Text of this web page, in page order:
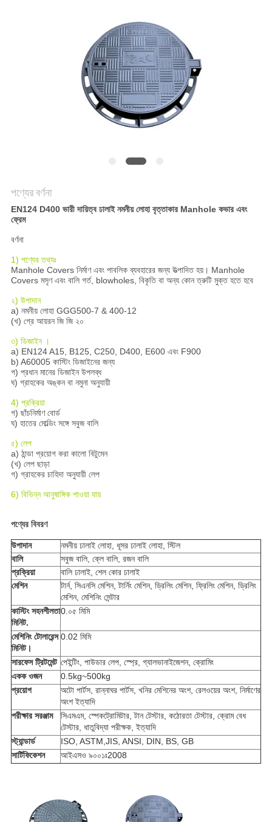
পণ্যের বর্ণনা
EN124 D400 ভারী দায়িত্ব ঢালাই নমনীয় লোহা বৃত্তাকার Manhole কভার এবং
ফ্রেম
বর্ণনা
1) পণ্যের তথ্যঃ
Manhole Covers নির্মাণ এবং পাবলিক ব্যবহারের জন্য উত্পাদিত হয়। Manhole
Covers মসৃণ এবং বালি গর্ত, blowholes, বিকৃতি বা অন্য কোন ত্রুটি মুক্ত হতে হবে
২) উপাদান
a) নমনীয় লোহা GGG500-7 & 400-12
(খ) গ্রে আয়রন জি জি ২০
৩) ডিজাইন ।
a) EN124 A15, B125, C250, D400, E600 এবং F900
b) A60005 কাস্টিং ডিজাইনের জন্য
গ) প্রধান মানের ডিজাইন উপলব্ধ
ঘ) গ্রাহকের অঙ্কন বা নমুনা অনুযায়ী
4) প্রক্রিয়া
গ) ছাঁচনির্মাণ বোর্ড
ঘ) হাতের মোল্ডিং সঙ্গে সবুজ বালি
৫) লেপ
a) ঠান্ডা প্রয়োগ করা কালো বিটুমেন
(খ) লেপ ছাড়া
গ) গ্রাহকের চাহিদা অনুযায়ী লেপ
6) বিভিন্ন আনুষাঙ্গিক পাওয়া যায়
পণ্যের বিবরণ
উপাদান
নমনীয় ঢালাই লোহা, ধূসর ঢালাই লোহা, স্টিল
বালি
সবুজ বালি, ক্লে বালি, রজন বালি
প্রক্রিয়া
বালি ঢালাই, শেল কোর ঢালাই
মেশিন
টার্ন, সিএনসি মেশিন, টার্নিং মেশিন, ড্রিলিং মেশিন, ফ্রিলিং মেশিন, ড্রিলিং
মেশিন, মেশিনিং সেন্টার
কাস্টিং সহনশীলতা
মিনিট.
0.০৫ মিমি
মেশিনিং টোলারেন্স
মিনিট।
0.02 মিমি
সারফেস ট্রিটমেন্ট পেইন্টিং, পাউডার লেপ, স্প্রে, গ্যালভানাইজেশন, ক্রোমিং
একক ওজন
0.5kg~500kg
প্রয়োগ
অটো পার্টস, রান্নাঘর পার্টস, খনির মেশিনের অংশ, রেলওয়ের অংশ, নির্মাণের
অংশ ইত্যাদি
পরীক্ষার সরঞ্জাম
সিএমএম, স্পেকট্রোমিটার, টান টেস্টার, কঠোরতা টেস্টার, ক্রোম বেধ
টেস্টার, ধাতুবিদ্যা পরীক্ষক, ইত্যাদি
স্ট্যান্ডার্ড
ISO, ASTM,JIS, ANSI, DIN, BS, GB
সার্টিফিকেশন
আইএসও ৯০০১ঃ2008